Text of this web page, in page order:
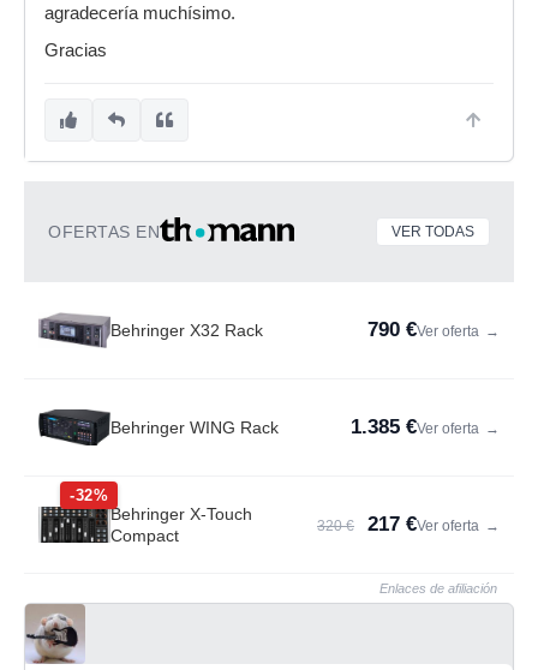
agradecería muchísimo.
Gracias
OFERTAS EN VER TODAS
Behringer X32 Rack 790 €Ver oferta →
Behringer WING Rack 1.385 €Ver oferta →
-32%
Behringer X-Touch
Compact
320 € 217 €Ver oferta →
Enlaces de afiliación